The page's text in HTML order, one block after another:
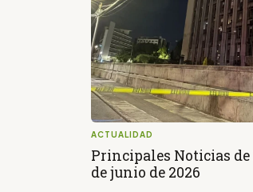
ACTUALIDAD
Principales Noticias de
de junio de 2026